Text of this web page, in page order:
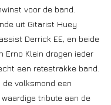
voor de band.
uit Gitarist Huey
Derrick EE, en beide
Erno Klein dragen ieder
een retestrakke band.
volksmond een
tribute aan de